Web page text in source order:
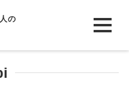
の